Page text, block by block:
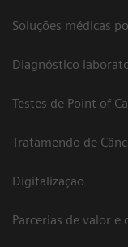
Soluções médicas
Diagnóstico
Testes de Point of
Tratamendo de
Digitalização
Parcerias de valor e